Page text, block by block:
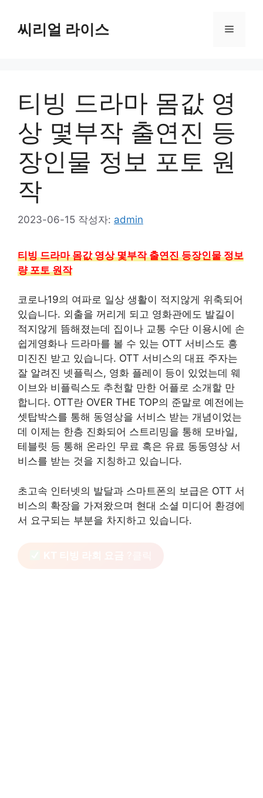
씨리얼 라이스 메
티빙 드라마 몸값 영
상 몇부작 출연진 등
장인물 정보 포토 원
작
2023-06-15 작성자: admin
티빙 드라마 몸값 영상 몇부작 출연진 등장인물 정보
량 포토 원작
코로나19의 여파로 일상 생활이 적지않게 위축되어
있습니다. 외출을 꺼리게 되고 영화관에도 발길이
적지않게 뜸해졌는데 집이나 교통 수단 이용시에 손
쉽게영화나 드라마를 볼 수 있는 OTT 서비스도 흥
미진진 받고 있습니다. OTT 서비스의 대표 주자는
잘 알려진 넷플릭스, 영화 플레이 등이 있었는데 웨
이브와 비플릭스도 추천할 만한 어플로 소개할 만
합니다. OTT란 OVER THE TOP의 준말로 예전에는
셋탑박스를 통해 동영상을 서비스 받는 개념이었는
데 이제는 한층 진화되어 스트리밍을 통해 모바일,
테블릿 등 통해 온라인 무료 혹은 유료 동동영상 서
비스를 받는 것을 지칭하고 있습니다.
초고속 인터넷의 발달과 스마트폰의 보급은 OTT 서
비스의 확장을 가져왔으며 현대 소셜 미디어 환경에
서 요구되는 부분을 차지하고 있습니다.